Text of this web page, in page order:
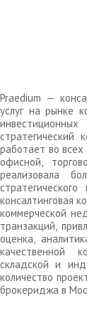
Praedium —
услуг на рынке
стратегический
работает во
офисной,
реализовала
консалтинговая
коммерческой
транзакций,
оценка,
качественной
складской и
количество
брокериджа в